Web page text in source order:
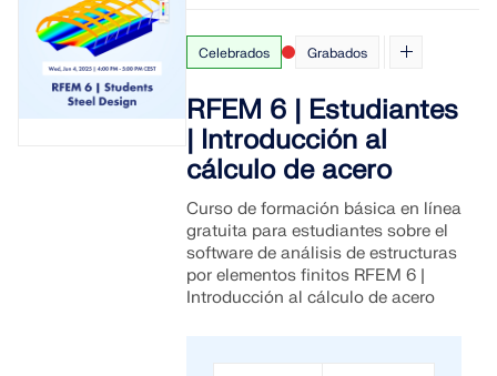
Celebrados Grabados
RFEM 6 | Estudiantes
| Introducción al
cálculo de acero
Curso de formación básica en línea
gratuita para estudiantes sobre el
software de análisis de estructuras
por elementos finitos RFEM 6 |
Introducción al cálculo de acero